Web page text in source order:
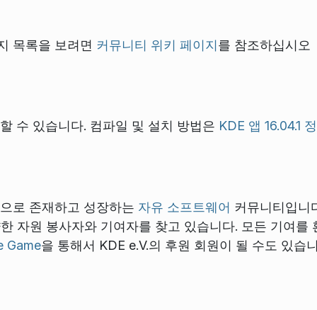
목록을 보려면 커뮤니티 위키 페이지를 참조하십시오
할 수 있습니다. 컴파일 및 설치 방법은 KDE 앱 16.04.1
로 존재하고 성장하는 자유 소프트웨어 커뮤니티입니
자원 봉사자와 기여자를 찾고 있습니다. 모든 기여
Game을 통해서 KDE e.V.의 후원 회원이 될 수도 있습